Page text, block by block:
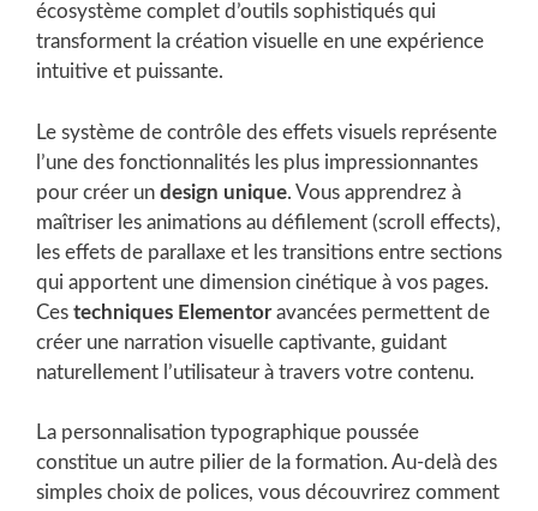
écosystème complet d’outils sophistiqués qui
transforment la création visuelle en une expérience
intuitive et puissante.
Le système de contrôle des effets visuels représente
l’une des fonctionnalités les plus impressionnantes
pour créer un design unique. Vous apprendrez à
maîtriser les animations au défilement (scroll effects),
les effets de parallaxe et les transitions entre sections
qui apportent une dimension cinétique à vos pages.
Ces techniques Elementoravancées permettent de
créer une narration visuelle captivante, guidant
naturellement l’utilisateur à travers votre contenu.
La personnalisation typographique poussée
constitue un autre pilier de la formation. Au-delà des
simples choix de polices, vous découvrirez comment